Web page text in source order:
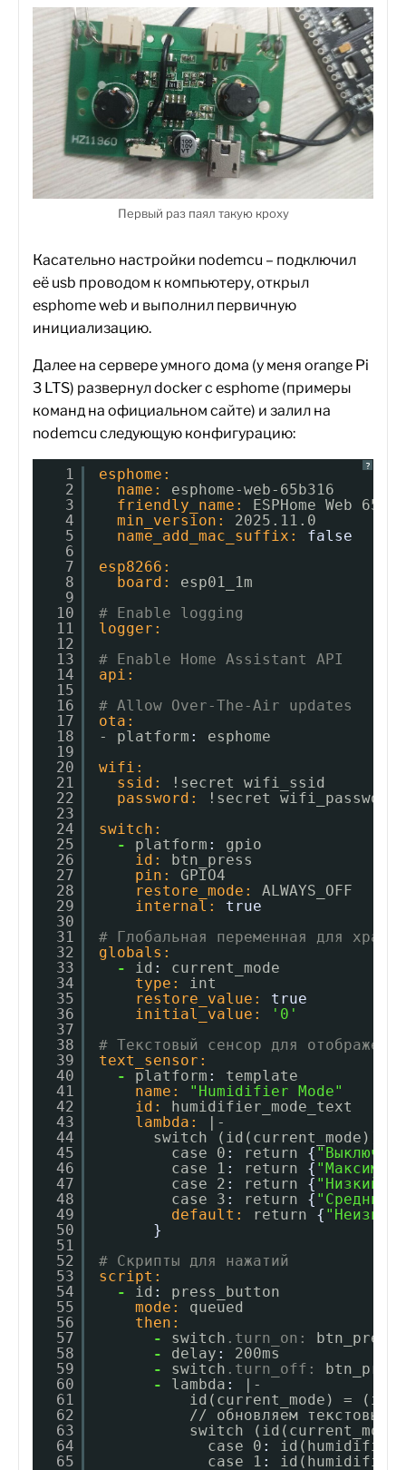
Первый раз паял такую кроху
Касательно настройки nodemcu – подключил
её usb проводом к компьютеру, открыл
esphome web и выполнил первичную
инициализацию.
Далее на сервере умного дома (у меня orange Pi
3 LTS) развернул docker с esphome (примеры
команд на официальном сайте) и залил на
nodemcu следующую конфигурацию:
?
1
2
3
4
5
6
7
8
9
10
11
12
13
14
15
16
17
18
19
20
21
22
23
24
25
26
27
28
29
30
31
32
33
34
35
36
37
38
39
40
41
42
43
44
45
46
47
48
49
50
51
52
53
54
55
56
57
58
59
60
61
62
63
64
65
esphome:
name:
esphome-web-65b316
friendly_name:
ESPHome Web
min_version:
2025.11.0
name_add_mac_suffix:
false
esp8266:
board:
esp01_1m
# Enable logging
logger:
# Enable Home Assistant API
api:
# Allow Over-The-Air updates
ota:
- platform :
esphome
wifi:
ssid:
!secret wifi_ssid
password:
!secret wifi_password
switch:
-
platform :
gpio
id:
btn_press
pin:
GPIO4
restore_mode:
ALWAYS_OFF
internal:
true
# Глобальная переменная для
globals:
-
id :
current_mode
type:
int
restore_value:
true
initial_value:
'0'
# Текстовый сенсор для
text_sensor:
-
platform :
template
name:
"Humidifier Mode"
id:
humidifier_mode_text
lambda:
|-
switch (id(current_mode))
case 0 : return {
case 1 : return { "Максимум"
case 2 : return { "Низкий"
case 3 : return { "Средний"
default:
return {
}
# Скрипты для нажатий
script:
-
id :
press_button
mode:
queued
then:
-
switch .turn_on:
btn_press
-
delay :
200ms
-
switch .turn_off:
btn_press
-
lambda :
|-
id(current_mode) =
// обновляем текстовый
switch
case 0 :
case 1 :